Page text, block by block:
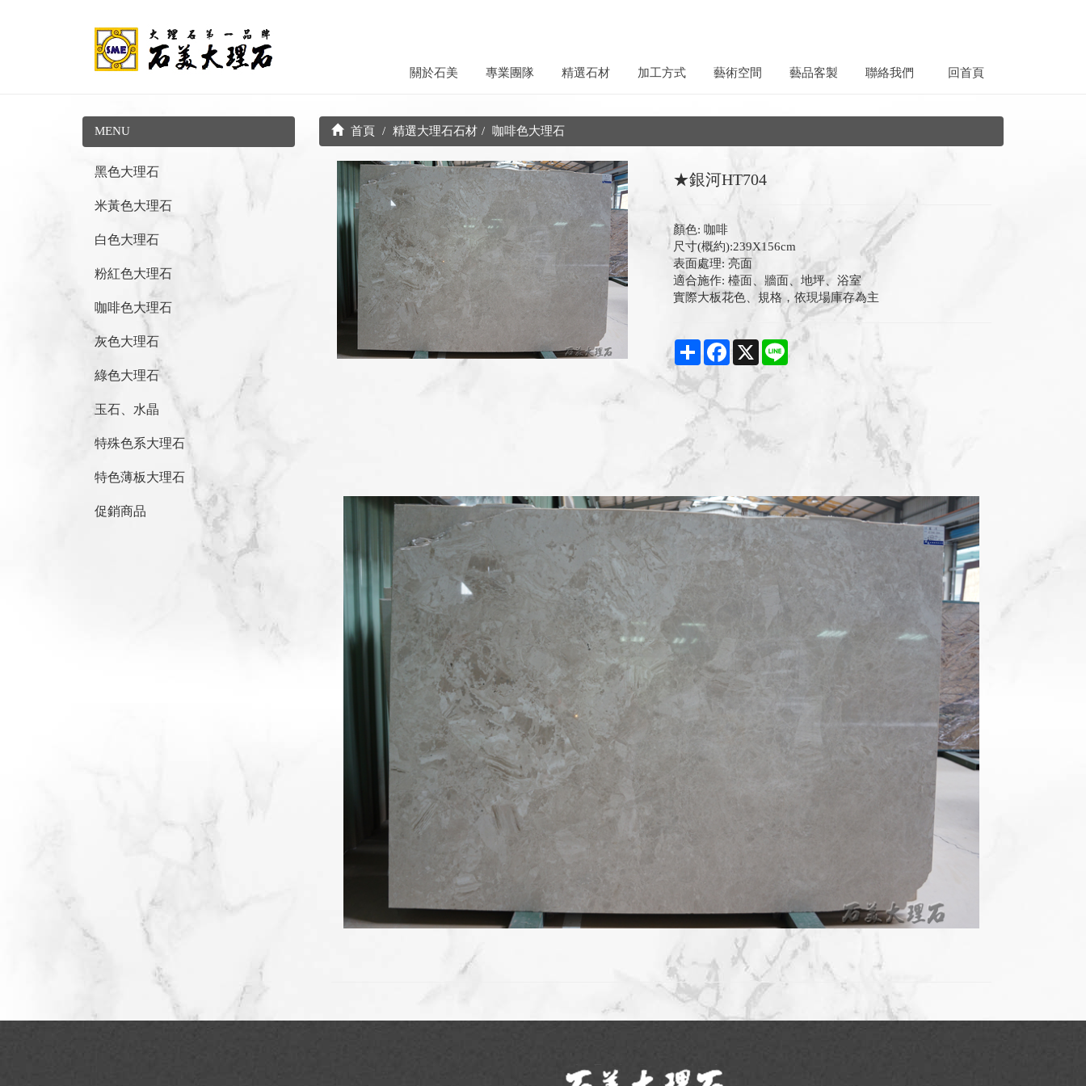
關於石美 專業團隊 精選石材 加工方式 藝術空間 藝品客製 聯絡我們 回首頁
MENU
黑色大理石
米黃色大理石
白色大理石
粉紅色大理石
咖啡色大理石
灰色大理石
綠色大理石
玉石、水晶
特殊色系大理石
特色薄板大理石
促銷商品
首頁 精選大理石石材 咖啡色大理石
★銀河HT704
顏色: 咖啡
尺寸(概約):239X156cm
表面處理: 亮面
適合施作: 檯面、牆面、地坪、浴室
實際大板花色、規格，依現場庫存為主
Share Facebook
X